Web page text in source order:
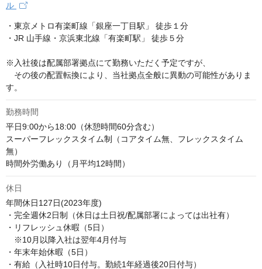
ル
・東京メトロ有楽町線「銀座一丁目駅」 徒歩１分
・JR 山手線・京浜東北線「有楽町駅」 徒歩５分
※入社後は配属部署拠点にて勤務いただく予定ですが、
その後の配置転換により、当社拠点全般に異動の可能性がありま
す。
勤務時間
平日9:00から18:00（休憩時間60分含む）
スーパーフレックスタイム制（コアタイム無、フレックスタイム
無）
時間外労働あり（月平均12時間）
休日
年間休日127日(2023年度)
・完全週休2日制（休日は土日祝/配属部署によっては出社有）
・リフレッシュ休暇（5日）
※10月以降入社は翌年4月付与
・年末年始休暇（5日）
・有給（入社時10日付与。勤続1年経過後20日付与）